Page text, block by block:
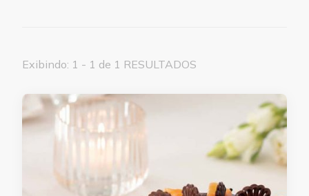
Exibindo: 1 - 1 de 1 RESULTADOS